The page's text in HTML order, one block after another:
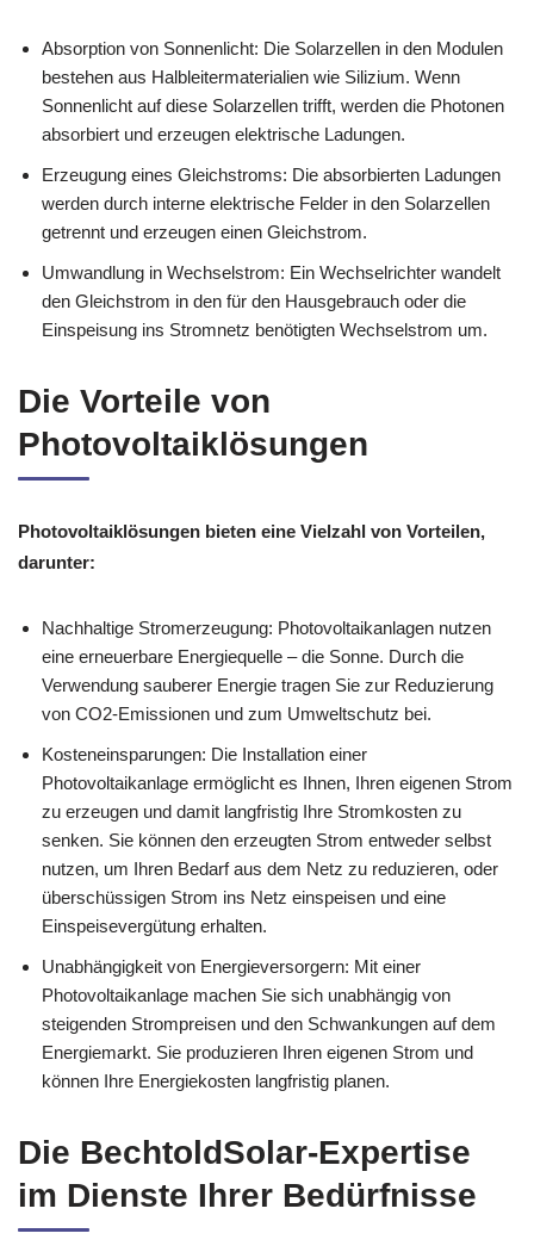
Absorption von Sonnenlicht: Die Solarzellen in den Modulen
bestehen aus Halbleitermaterialien wie Silizium. Wenn
Sonnenlicht auf diese Solarzellen trifft, werden die Photonen
absorbiert und erzeugen elektrische Ladungen.
Erzeugung eines Gleichstroms: Die absorbierten Ladungen
werden durch interne elektrische Felder in den Solarzellen
getrennt und erzeugen einen Gleichstrom.
Umwandlung in Wechselstrom: Ein Wechselrichter wandelt
den Gleichstrom in den für den Hausgebrauch oder die
Einspeisung ins Stromnetz benötigten Wechselstrom um.
Die Vorteile von
Photovoltaiklösungen
Photovoltaiklösungen bieten eine Vielzahl von Vorteilen,
darunter:
Nachhaltige Stromerzeugung: Photovoltaikanlagen nutzen
eine erneuerbare Energiequelle – die Sonne. Durch die
Verwendung sauberer Energie tragen Sie zur Reduzierung
von CO2-Emissionen und zum Umweltschutz bei.
Kosteneinsparungen: Die Installation einer
Photovoltaikanlage ermöglicht es Ihnen, Ihren eigenen Strom
zu erzeugen und damit langfristig Ihre Stromkosten zu
senken. Sie können den erzeugten Strom entweder selbst
nutzen, um Ihren Bedarf aus dem Netz zu reduzieren, oder
überschüssigen Strom ins Netz einspeisen und eine
Einspeisevergütung erhalten.
Unabhängigkeit von Energieversorgern: Mit einer
Photovoltaikanlage machen Sie sich unabhängig von
steigenden Strompreisen und den Schwankungen auf dem
Energiemarkt. Sie produzieren Ihren eigenen Strom und
können Ihre Energiekosten langfristig planen.
Die BechtoldSolar-Expertise
im Dienste Ihrer Bedürfnisse